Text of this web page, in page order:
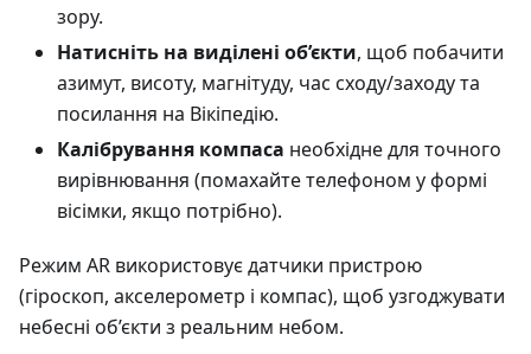
зору.
Натисніть на виділені об’єкти, щоб побачити
азимут, висоту, магнітуду, час сходу/заходу та
посилання на Вікіпедію.
Калібрування компаса необхідне для точного
вирівнювання (помахайте телефоном у формі
вісімки, якщо потрібно).
Режим AR використовує датчики пристрою
(гіроскоп, акселерометр і компас), щоб узгоджувати
небесні об’єкти з реальним небом.